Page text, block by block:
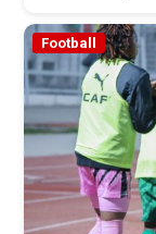
Football